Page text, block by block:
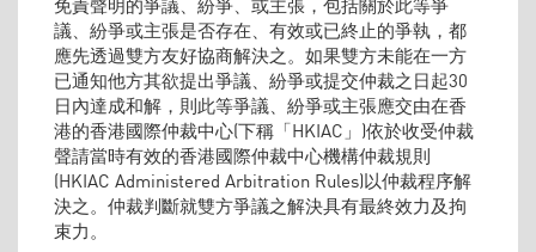
議、紛爭或主張是否存在、有效或已終止的爭執，都
應先透過雙方友好協商解決之。如果雙方未能在一方
已通知他方其欲提出爭議、紛爭或提交仲裁之日起30
日內達成和解，則此等爭議、紛爭或主張應交由在香
港的香港國際仲裁中心(下稱「HKIAC」)依於收受仲裁
聲請當時有效的香港國際仲裁中心機構仲裁規則
(HKIAC Administered Arbitration Rules)以仲裁程序解
決之。仲裁判斷就雙方爭議之解決具有最終效力及拘
束力。